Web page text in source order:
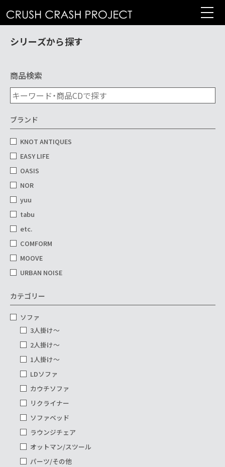
テ
シリーズから探す
商品検索
ブランド
KNOT ANTIQUES
EASY LIFE
OASIS
NOR
yuu
tabu
etc.
COMFORM
MOOVE
URBAN NOISE
カテゴリー
ソファ
3人掛け～
2人掛け～
1人掛け～
LDソファ
カウチソファ
リクライナー
ソファベッド
ラウンジチェア
オットマン/スツール
パーツ/その他